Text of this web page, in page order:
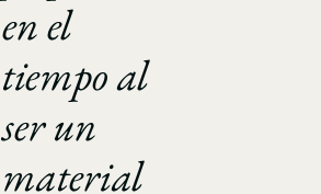
en el
tiempo al
ser un
material